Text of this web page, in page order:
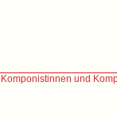
Komponistinnen und